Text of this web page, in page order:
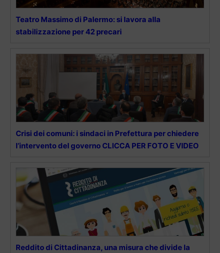
Teatro Massimo di Palermo: si lavora alla
stabilizzazione per 42 precari
Crisi dei comuni: i sindaci in Prefettura per chiedere
l’intervento del governo CLICCA PER FOTO E VIDEO
Reddito di Cittadinanza, una misura che divide la